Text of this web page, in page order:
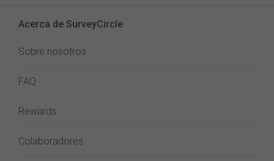
Acerca de SurveyCircle
Sobre nosotros
FAQ
Rewards
Colaboradores